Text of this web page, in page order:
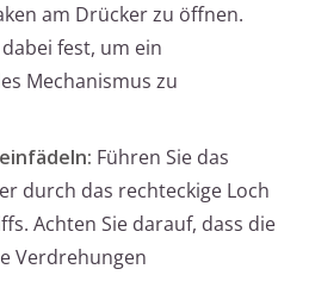
am Drücker zu öffnen.
fest, um ein
Mechanismus zu
Führen Sie das
durch das rechteckige Loch
Achten Sie darauf, dass die
Verdrehungen